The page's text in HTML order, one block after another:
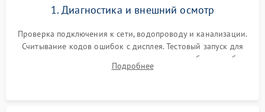
1. Диагностика и внешний осмотр
Проверка подключения к сети, водопроводу и канализации.
Считывание кодов ошибок с дисплея. Тестовый запуск для
выявления посторонних шумов, протечек или сбоев в работе
электронного модуля управления.
Подробнее